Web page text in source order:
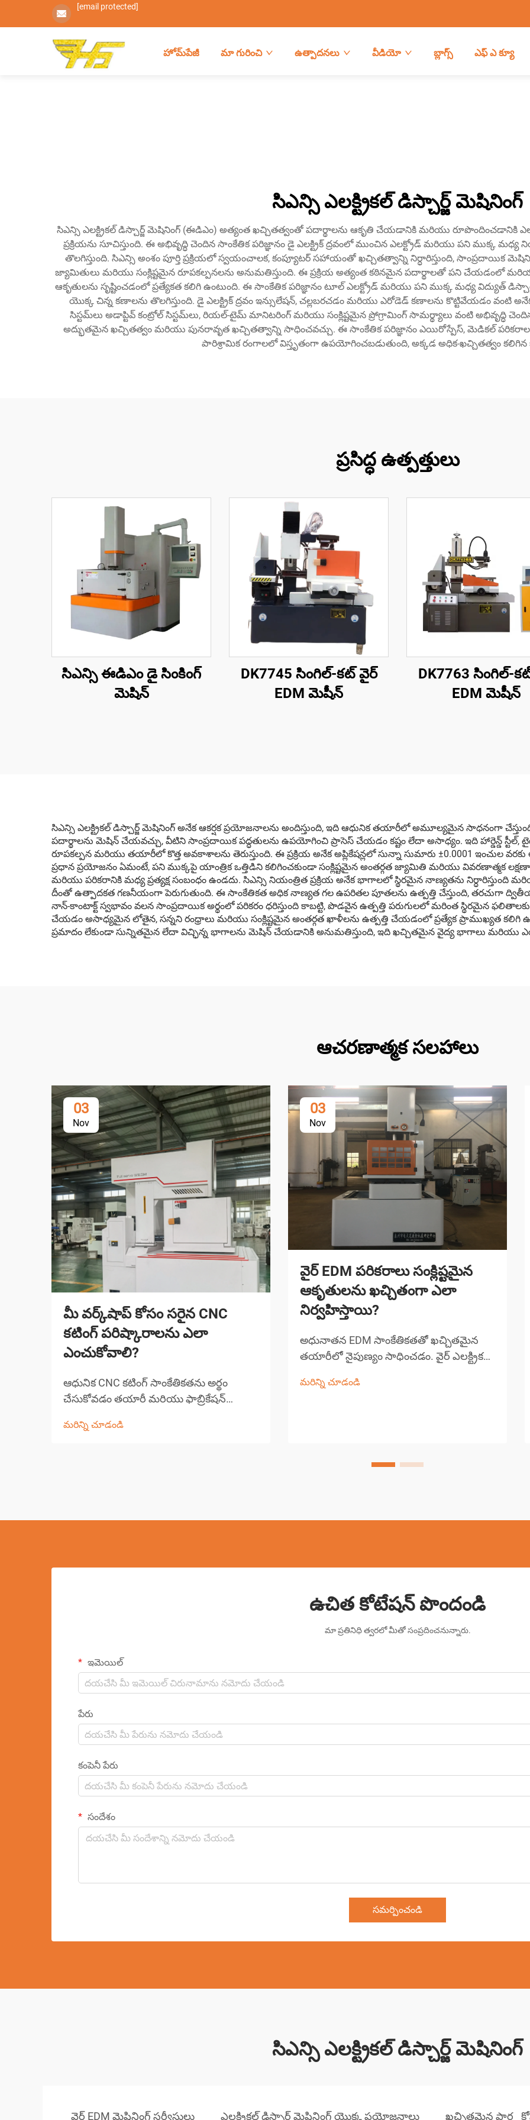
[email protected]
హోమ్‌పేజీ మా గురించి ఉత్పాదనలు వీడియో బ్లాగ్స్ ఎఫ్ ఎ క్యూ
సిఎన్సి ఎలక్ట్రికల్ డిస్చార్జ్ మెషినింగ్
సిఎన్సి ఎలక్ట్రికల్ డిస్చార్జ్ మెషినింగ్ (ఈడిఎం) అత్యంత ఖచ్చితత్వంతో పదార్థాలను ఆకృతి చేయడానికి మరియు రూపొందించడానికి
ప్రక్రియను సూచిస్తుంది. ఈ అభివృద్ధి చెందిన సాంకేతిక పరిజ్ఞానం డై ఎలక్ట్రిక్ ద్రవంలో ముంచిన ఎలక్ట్రోడ్ మరియు పని ముక్క
తొలగిస్తుంది. సిఎన్సి అంశం పూర్తి ప్రక్రియలో స్వయంచాలక, కంప్యూటర్ సహాయంతో ఖచ్చితత్వాన్ని నిర్ధారిస్తుంది, సాంప్రదాయిక
జ్యామితులు మరియు సంక్లిష్టమైన రూపకల్పనలను అనుమతిస్తుంది. ఈ ప్రక్రియ అత్యంత కఠినమైన పదార్థాలతో పని చేయడంలో
ఆకృతులను సృష్టించడంలో ప్రత్యేకత కలిగి ఉంటుంది. ఈ సాంకేతిక పరిజ్ఞానం టూల్ ఎలక్ట్రోడ్ మరియు పని ముక్క మధ్య విద్యుత్
యొక్క చిన్న కణాలను తొలగిస్తుంది. డై ఎలక్ట్రిక్ ద్రవం ఇన్సులేషన్, చల్లబరచడం మరియు ఎరోడెడ్ కణాలను కొట్టివేయడం వంటి
సిస్టమ్‌లు అడాప్టివ్ కంట్రోల్ సిస్టమ్‌లు, రియల్-టైమ్ మానిటరింగ్ మరియు సంక్లిష్టమైన ప్రోగ్రామింగ్ సామర్థ్యాలు వంటి అభివృద్ధి
అద్భుతమైన ఖచ్చితత్వం మరియు పునరావృత ఖచ్చితత్వాన్ని సాధించవచ్చు. ఈ సాంకేతిక పరిజ్ఞానం ఎయిరోస్పేస్, మెడికల్
పారిశ్రామిక రంగాలలో విస్తృతంగా ఉపయోగించబడుతుంది, అక్కడ అధిక-ఖచ్చితత్వం
ప్రసిద్ధ ఉత్పత్తులు
సిఎన్సి ఈడిఎం డై సింకింగ్
మెషిన్
DK7745 సింగిల్-కట్ వైర్
EDM మెషీన్
DK7763 సింగిల్-
EDM మెషీన్
సిఎన్సి ఎలక్ట్రికల్ డిస్చార్జ్ మెషినింగ్ అనేక ఆకర్షక ప్రయోజనాలను అందిస్తుంది, ఇది ఆధునిక తయారీలో అమూల్యమైన సాధనంగా
పదార్థాలను మెషిన్ చేయవచ్చు, వీటిని సాంప్రదాయిక పద్ధతులను ఉపయోగించి ప్రాసెస్ చేయడం కష్టం లేదా అసాధ్యం. ఇది హార్డెన్డ్ స్టీల్,
రూపకల్పన మరియు తయారీలో కొత్త అవకాశాలను తెరుస్తుంది. ఈ ప్రక్రియ అనేక అప్లికేషన్లలో సున్నా సుమారు ±0.0001 ఇంచుల
ప్రధాన ప్రయోజనం ఏమంటే, పని ముక్కపై యాంత్రిక ఒత్తిడిని కలిగించకుండా సంక్లిష్టమైన అంతర్గత జ్యామితి మరియు వివరణాత్మక
మరియు పరికరానికి మధ్య ప్రత్యక్ష సంబంధం ఉండదు. సిఎన్సి నియంత్రిత ప్రక్రియ అనేక భాగాలలో స్థిరమైన నాణ్యతను నిర్ధారిస్తుంది
దీంతో ఉత్పాదకత గణనీయంగా పెరుగుతుంది. ఈ సాంకేతికత అధిక నాణ్యత గల ఉపరితల పూతలను ఉత్పత్తి చేస్తుంది, తరచుగా
నాన్-కాంటాక్ట్ స్వభావం వలన సాంప్రదాయిక అర్థంలో పరికరం ధరిస్తుంది కాబట్టి, పొడవైన ఉత్పత్తి పరుగులలో మరింత స్థిరమైన
చేయడం అసాధ్యమైన లోతైన, సన్నని రంధ్రాలు మరియు సంక్లిష్టమైన అంతర్గత ఖాళీలను ఉత్పత్తి చేయడంలో ప్రత్యేక ప్రాముఖ్యత
ప్రమాదం లేకుండా సున్నితమైన లేదా విచ్ఛిన్న భాగాలను మెషిన్ చేయడానికి అనుమతిస్తుంది, ఇది ఖచ్చితమైన వైద్య భాగాలు మరియు
ఆచరణాత్మక సలహాలు
03
Nov
మీ వర్క్‌షాప్ కోసం సరైన CNC
కటింగ్ పరిష్కారాలను ఎలా
ఎంచుకోవాలి?
ఆధునిక CNC కటింగ్ సాంకేతికతను అర్థం
చేసుకోవడం తయారీ మరియు ఫాబ్రికేషన్
విప్లవాత్మక మార్పు వచ్చింది, ఖచ్చితమైన కటింగ్
మరిన్ని చూడండి
03
Nov
వైర్ EDM పరికరాలు సంక్లిష్టమైన
ఆకృతులను ఖచ్చితంగా ఎలా
నిర్వహిస్తాయి?
అధునాతన EDM సాంకేతికతతో ఖచ్చితమైన
తయారీలో నైపుణ్యం సాధించడం. వైర్ ఎలక్ట్రికల్
తయారీలో ఒక ముఖ్యమైన భాగంగా ఉంది,
మరిన్ని చూడండి
ఉచిత కోటేషన్ పొందండి
మా ప్రతినిధి త్వరలో మీతో సంప్రదించనున్నారు.
ఇమెయిల్
పేరు
కంపెనీ పేరు
సందేశం
సమర్పించండి
సిఎన్సి ఎలక్ట్రికల్ డిస్చార్జ్ మెషినింగ్
వైర్ EDM మెషినింగ్ సర్వీసులు ఎలక్ట్రికల్ డిస్చార్జ్ మెషినింగ్ యొక్క ప్రయోజనాలు ఖచ్చితమైన పార్ట్ల